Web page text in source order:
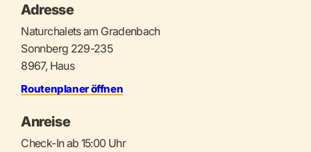
Adresse
Naturchalets am Gradenbach
Sonnberg 229-235
8967, Haus
Routenplaner öffnen
Anreise
Check-In ab 15:00 Uhr